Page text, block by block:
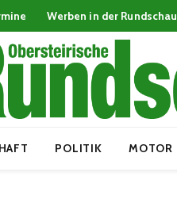
Werben in der Rundschau
POLITIK MOTOR